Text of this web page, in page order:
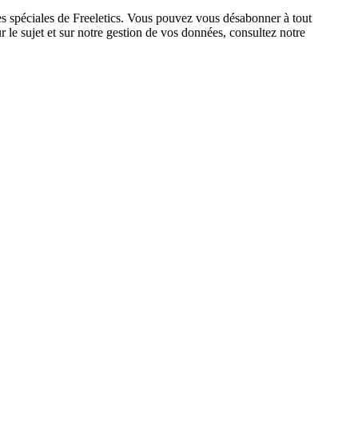
de Freeletics. Vous pouvez vous désabonner à tout
sujet et sur notre gestion de vos données, consultez notre